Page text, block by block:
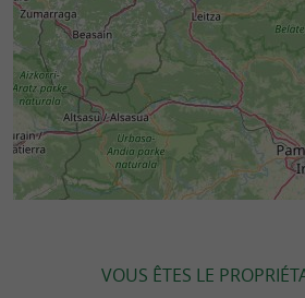
VOUS ÊTES LE